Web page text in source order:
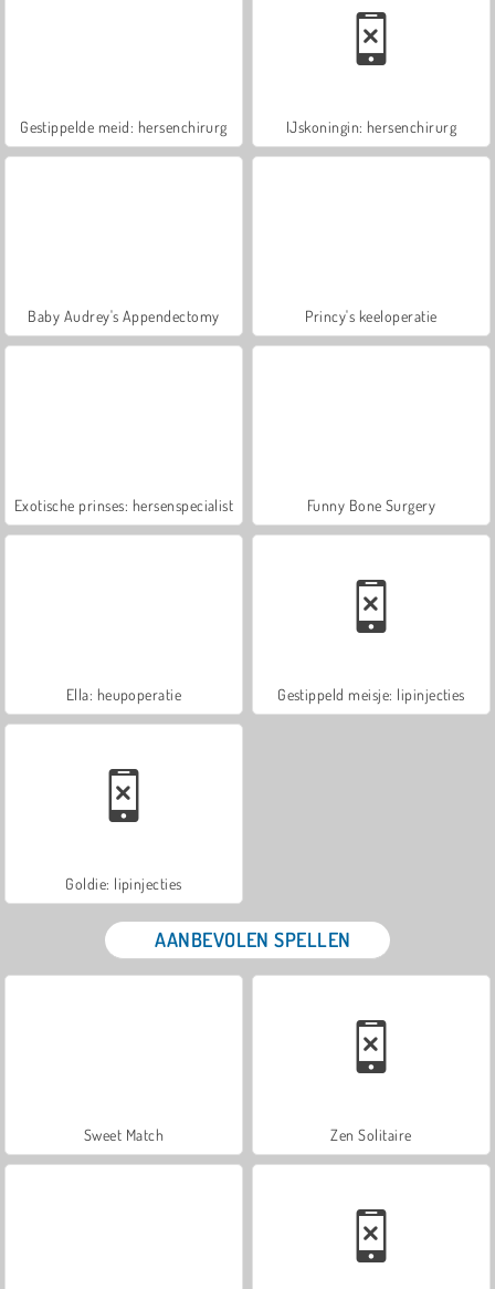
Gestippelde meid: hersenchirurg IJskoningin: hersenchirurg
Baby Audrey's Appendectomy Princy's keeloperatie
Exotische prinses: hersenspecialist Funny Bone Surgery
Ella: heupoperatie Gestippeld meisje: lipinjecties
Goldie: lipinjecties
AANBEVOLEN SPELLEN
Sweet Match Zen Solitaire